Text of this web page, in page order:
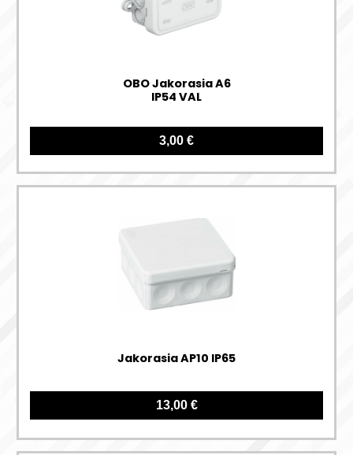
OBO Jakorasia A6
IP54 VAL
3,00 €
Jakorasia AP10 IP65
13,00 €